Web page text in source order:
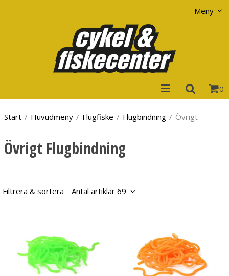
Meny
0
Start / Huvudmeny / Flugfiske / Flugbindning / Övrigt
Övrigt Flugbindning
Filtrera & sortera Antal artiklar 69